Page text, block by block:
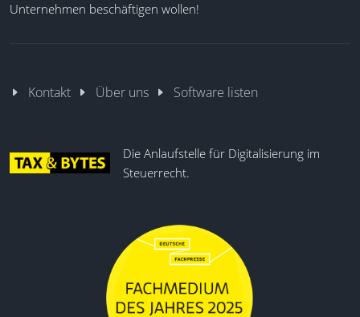
Unternehmen beschäftigen wollen!
Kontakt Über uns Software listen
Die Anlaufstelle für Digitalisierung im
Steuerrecht.